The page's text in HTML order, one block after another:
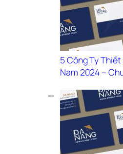
5 Công Ty
Nam 2024 –